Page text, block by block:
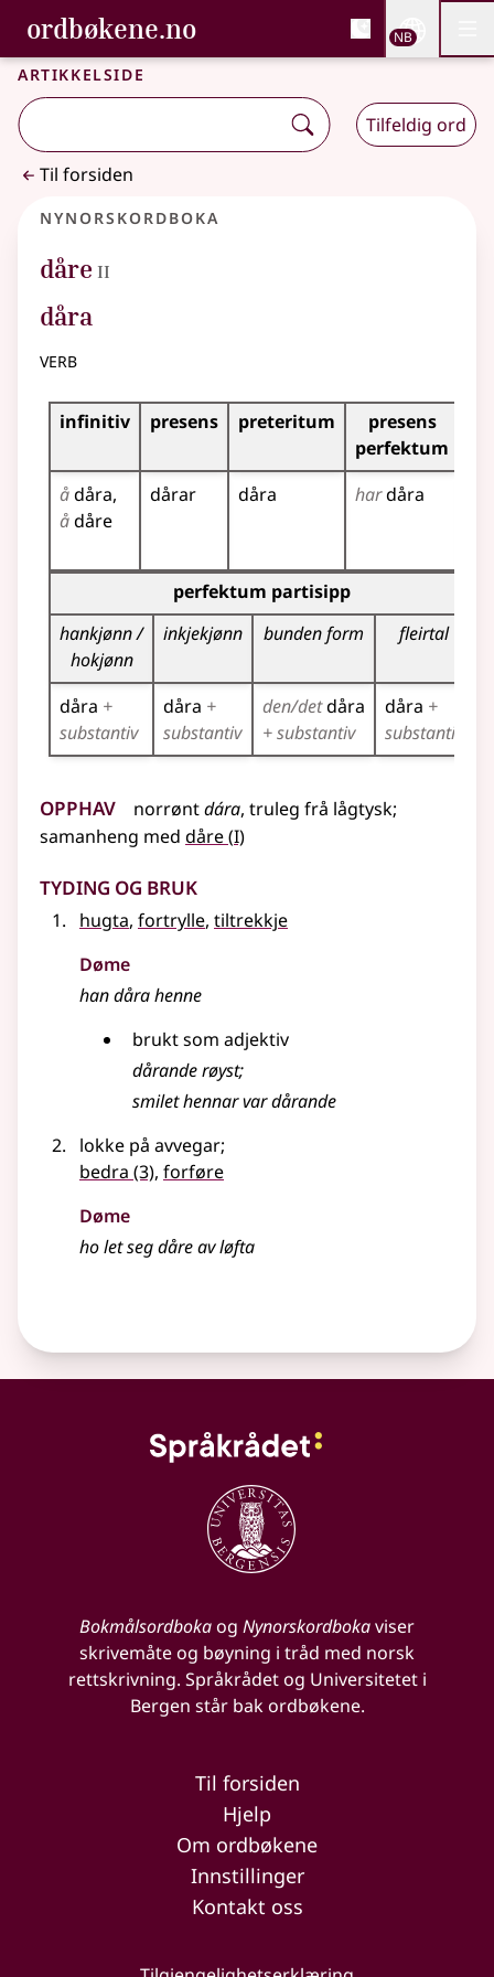
Gå til hovedinnhold
Tilgjengelighet
ordbøkene.no, Bokmålsordboka og
Bokmålsordboka og Nynorskordboka
NB
Artikkelside
Tilfeldig ord
Til forsiden
Nynorskordboka
dåre 2
II
dåra
verb
Bøyningstabell for dette verbet
infinitiv presens preteritum
presens
perfektum
ådåra
ådåre
dårar dåra hardåra
Bøyningstabell for dette verbet (partisippformer)
perfektum partisipp
hankjønn /
hokjønn
inkjekjønn bunden form fleirtal
dåra +
substantiv
dåra +
substantiv
den/detdåra
+ substantiv
dåra +
substantiv
Opphav norrøntdára, truleg frå lågtysk;
samanheng med dåre(1
I)
Tyding og bruk
hugta, fortrylle, tiltrekkje
Døme
han dåra henne
brukt som adjektiv
dårande røyst;
smilet hennar var dårande
lokke på avvegar;
bedra (3), forføre
Døme
ho let seg dåre av løfta
Bokmålsordbokaog Nynorskordbokaviser
skrivemåte og bøyning i tråd med norsk
rettskrivning. Språkrådet og Universitetet i
Bergen står bak ordbøkene.
Til forsiden
Hjelp
Om ordbøkene
Innstillinger
Kontakt oss